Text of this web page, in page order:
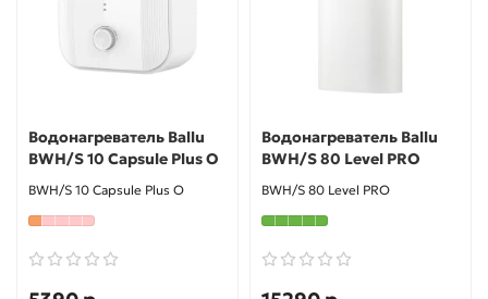
Водонагреватель Ballu
BWH/S 10 Capsule Plus O
BWH/S 10 Capsule Plus O
Водонагреватель Ballu
BWH/S 80 Level PRO
BWH/S 80 Level PRO